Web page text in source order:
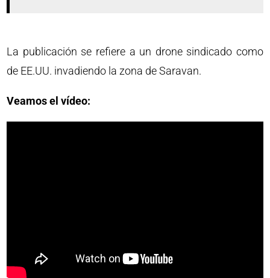
La publicación se refiere a un drone sindicado como
de EE.UU. invadiendo la zona de Saravan.
Veamos el vídeo: